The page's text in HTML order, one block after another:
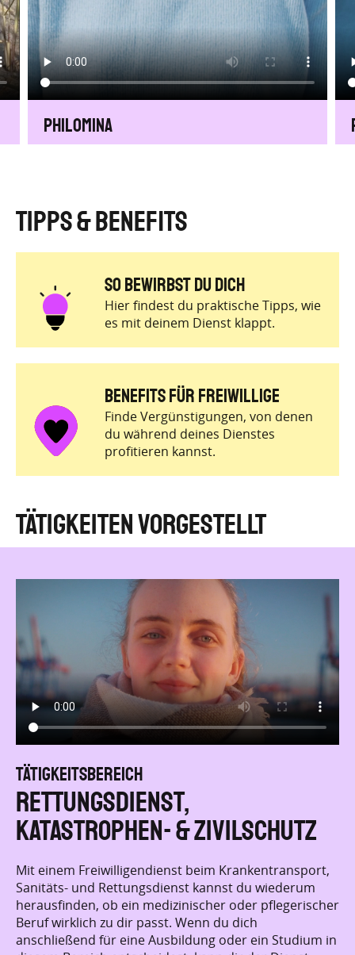
Philomina
Tipps & Benefits
So Bewirbst du dich
Hier findest du praktische Tipps, wie
es mit deinem Dienst klappt.
BENEFITS für Freiwillige
Finde Vergünstigungen, von denen
du während deines Dienstes
profitieren kannst.
Tätigkeiten vorgestellt
TÄTIGKEITSBEREICH
Sport
für Sport mit sozialem Engagement verbinden. Bei
einem Dienst in der sportlichen Jugendarbeit betreust
du vorwiegend Kinder und Jugendliche. Außerdem
bekommst du auch Einblicke in die pädagogische
Arbeit.